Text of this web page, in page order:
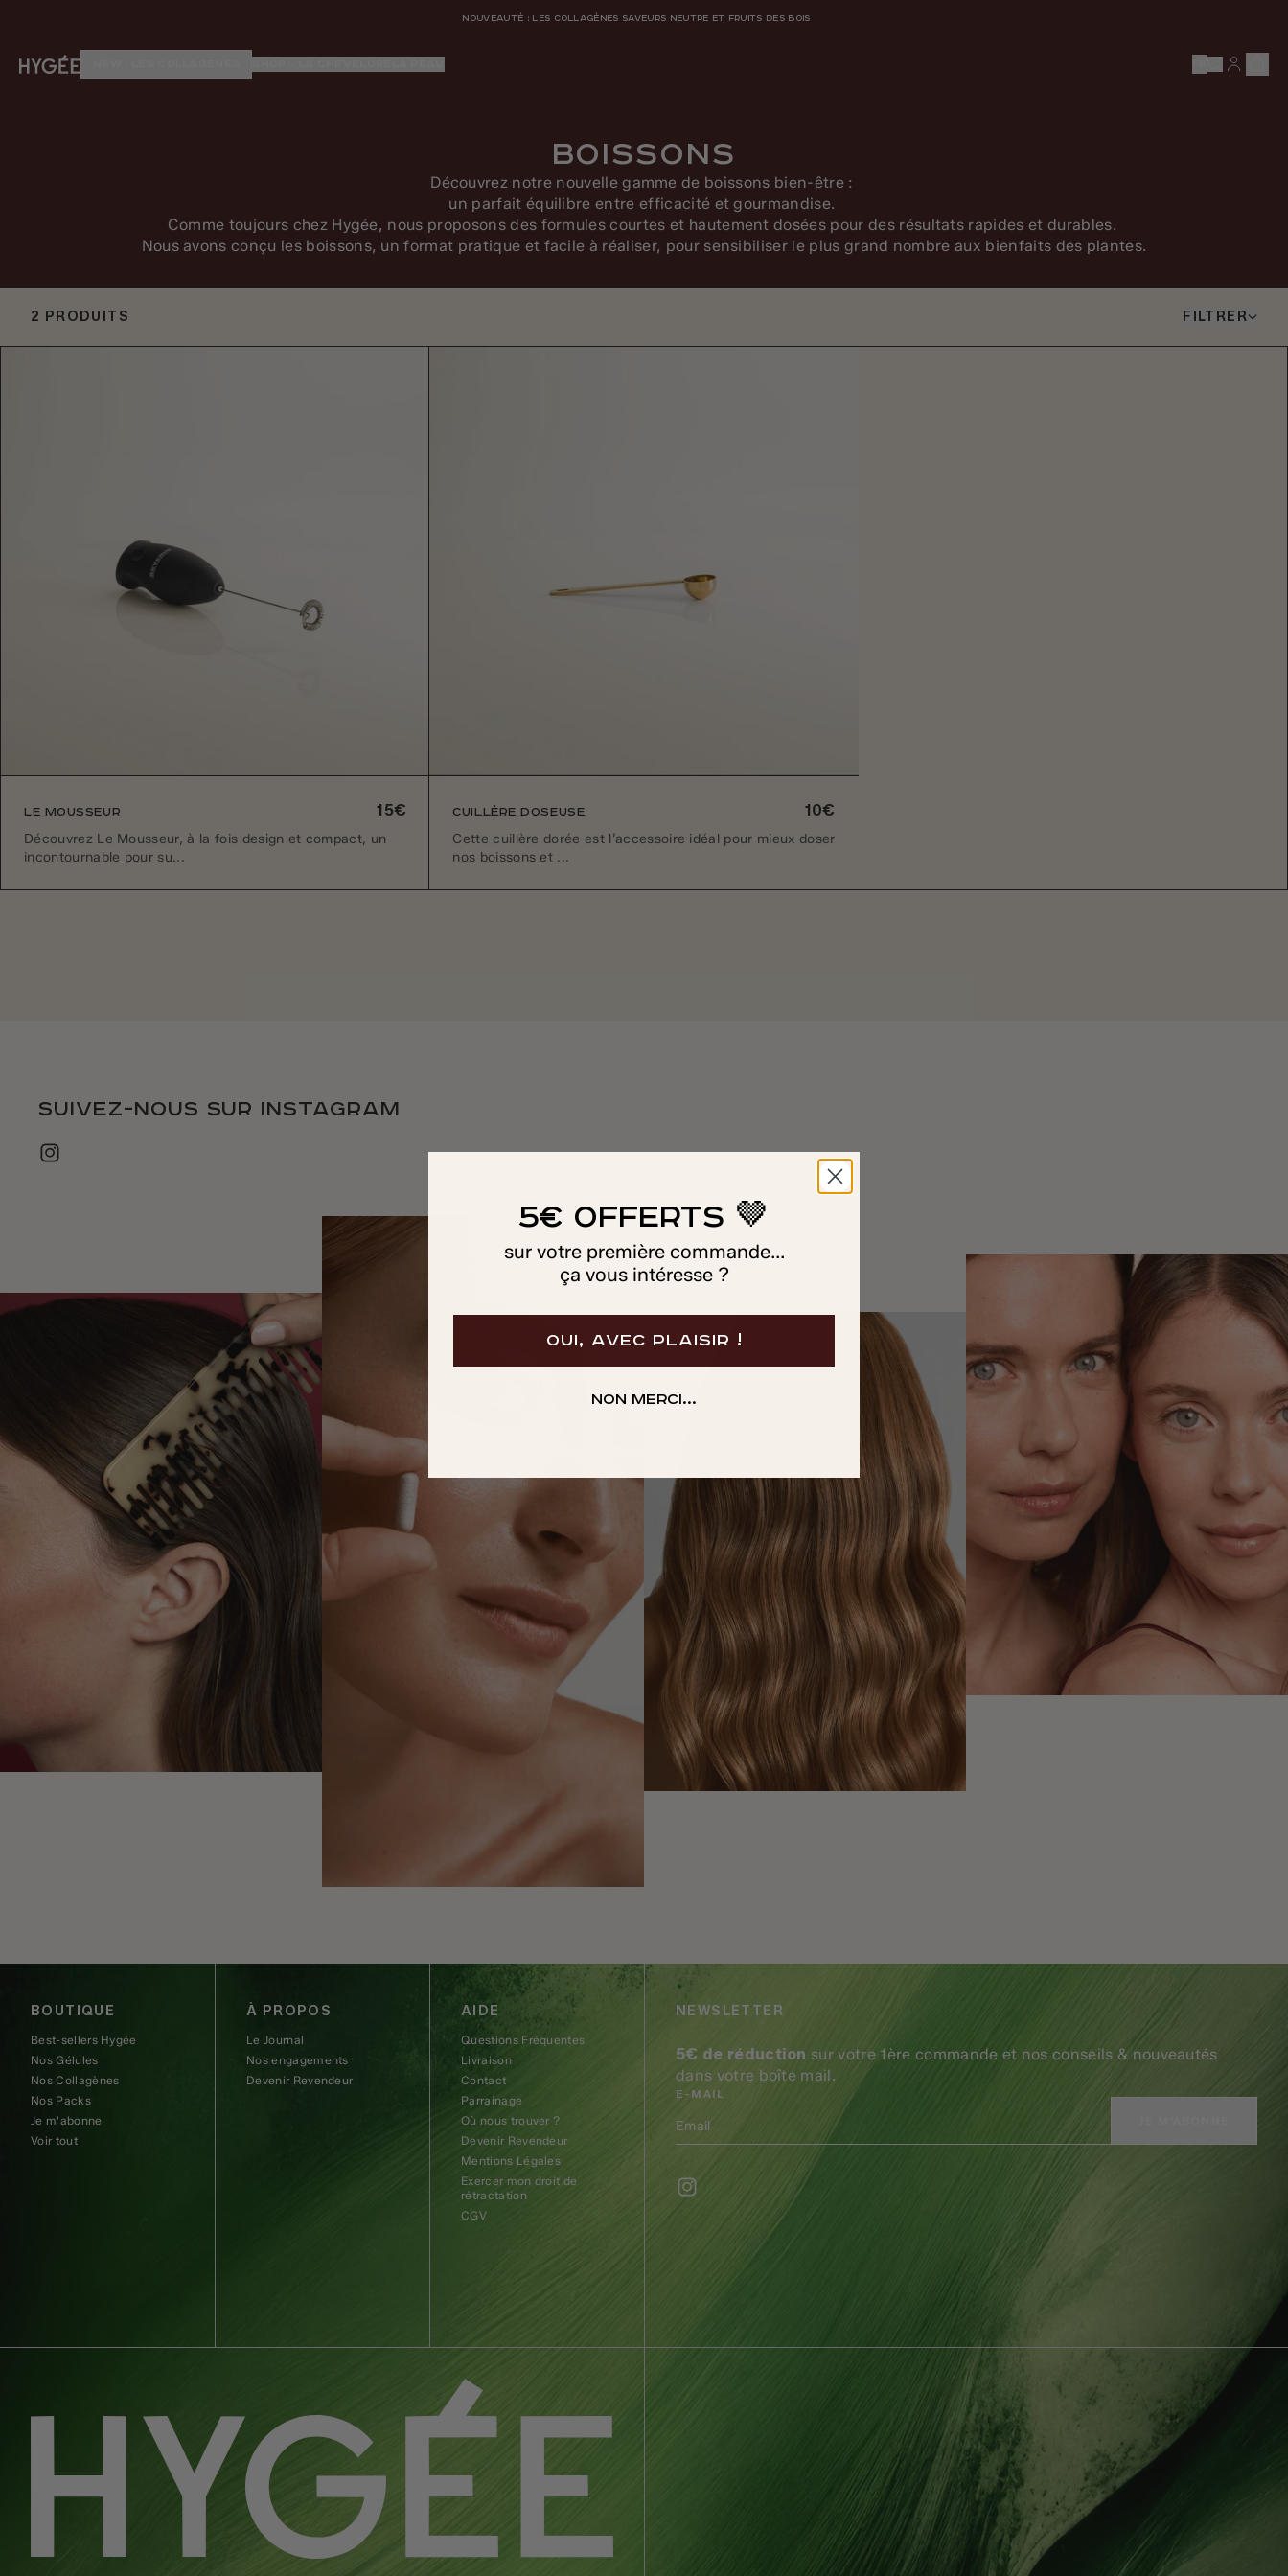
NOUVEAUTÉ : LES COLLAGÈNES SAVEURS NEUTRE ET FRUITS DES BOIS
HYGÉE
Boissons
Découvrez notre nouvelle gamme de boissons bien-être :
un parfait équilibre entre efficacité et gourmandise.
Comme toujours chez Hygée, nous proposons des formules courtes et hautement dosées pour des résultats rapides et durables.
Nous avons conçu les boissons, un format pratique et facile à réaliser, pour sensibiliser le plus grand nombre aux bienfaits des plantes.
2 PRODUITS FILTRER
Le Mousseur 15€
Découvrez Le Mousseur, à la fois design et compact, un
incontournable pour su...
Cuillère doseuse 10€
Cette cuillère dorée est l’accessoire idéal pour mieux doser
nos boissons et ...
Suivez-nous sur instagram
BOUTIQUE
Best-sellers Hygée
Nos Gélules
Nos Collagènes
Nos Packs
Je m'abonne
Voir tout
À PROPOS
Le Journal
Nos engagements
Devenir Revendeur
AIDE
Questions Fréquentes
Livraison
Contact
Parrainage
Où nous trouver ?
Devenir Revendeur
Mentions Légales
Exercer mon droit de
rétractation
CGV
NEWSLETTER
5€ de réduction sur votre 1ère commande et nos conseils & nouveautés
dans votre boîte mail.
E-MAIL
5€ OFFERTS 🤎
sur votre première commande...
ça vous intéresse ?
OUI, AVEC PLAISIR !
Non merci...